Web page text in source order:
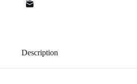
Description